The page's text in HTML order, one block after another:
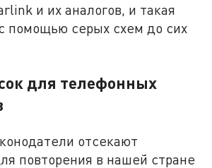
и их аналогов, и такая
помощью серых схем до сих
для телефонных
отсекают
повторения в нашей стране